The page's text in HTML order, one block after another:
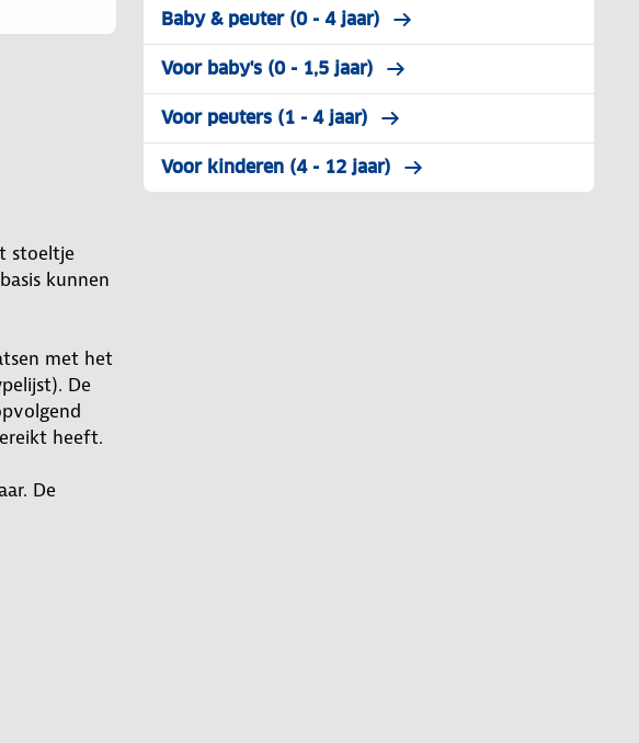
stoeltje
kunnen
met het
De
heeft.
De
Baby & peuter (0 - 4 jaar)
Voor baby's (0 - 1,5 jaar)
Voor peuters (1 - 4 jaar)
Voor kinderen (4 - 12 jaar)